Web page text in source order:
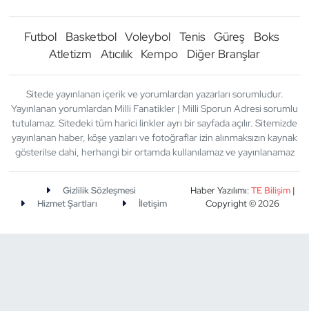
Futbol Basketbol Voleybol Tenis Güreş
Boks
Atletizm
Atıcılık Kempo Diğer Branşlar
Sitede yayınlanan içerik ve yorumlardan yazarları sorumludur.
Yayınlanan yorumlardan Milli Fanatikler | Milli Sporun Adresi sorumlu
tutulamaz. Sitedeki tüm harici linkler ayrı bir sayfada açılır. Sitemizde
yayınlanan haber, köşe yazıları ve fotoğraflar izin alınmaksızın kaynak
gösterilse dahi, herhangi bir ortamda kullanılamaz ve yayınlanamaz
Gizlilik Sözleşmesi
Hizmet Şartları
İletişim
Haber Yazılımı:TE Bilişim|
Copyright © 2026